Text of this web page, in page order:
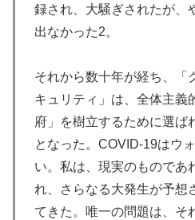
録され、大騒ぎされたが、
出なかった2。
それから数十年が経ち、「
キュリティ」は、全体主義
府」を樹立するために選ば
となった。COVID-19はウ
い。私は、現実のものであ
れ、さらなる大発生が予想
てきた。唯一の問題は、そ